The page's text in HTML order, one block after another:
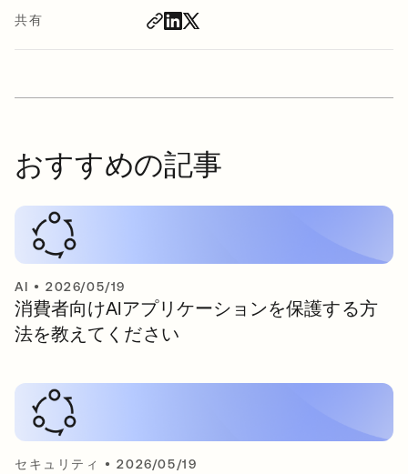
共有
おすすめの記事
AI •2026/05/19
消費者向けAIアプリケーションを保護する方
法を教えてください
セキュリティ •2026/05/19